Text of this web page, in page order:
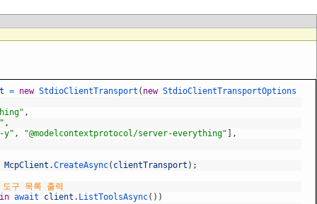
= new StdioClientTransport ( new StdioClientTransportOptions
,
,
y" , "@modelcontextprotocol/server-everything" ] ,
McpClient .CreateAsync( clientTransport ) ;
구 목록 출력
in await client . ListToolsAsync( ) )